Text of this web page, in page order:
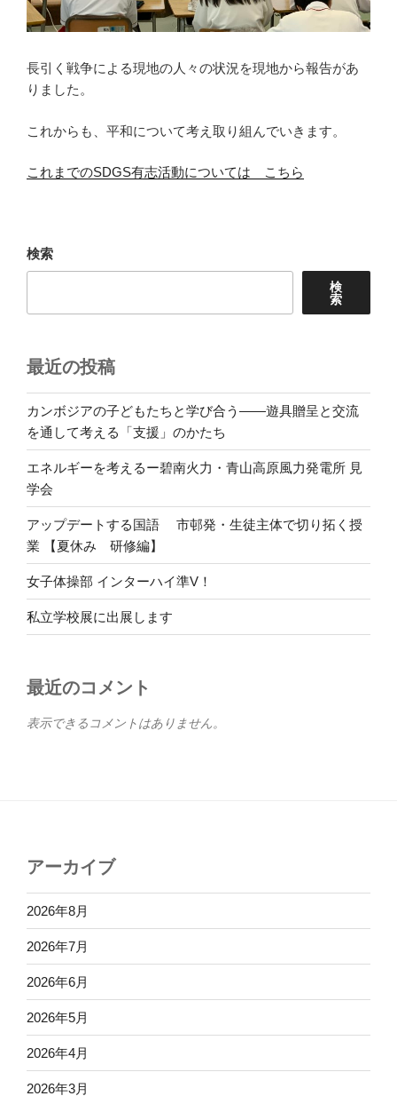
長引く戦争による現地の人々の状況を現地から報告があ
りました。
これからも、平和について考え取り組んでいきます。
これまでのSDGS有志活動については こちら
検索
検
索
最近の投稿
カンボジアの子どもたちと学び合う――遊具贈呈と交流
を通して考える「支援」のかたち
エネルギーを考えるー碧南火力・青山高原風力発電所 見
学会
アップデートする国語 市邨発・生徒主体で切り拓く授
業 【夏休み 研修編】
女子体操部 インターハイ準V！
私立学校展に出展します
最近のコメント
表示できるコメントはありません。
アーカイブ
2026年8月
2026年7月
2026年6月
2026年5月
2026年4月
2026年3月